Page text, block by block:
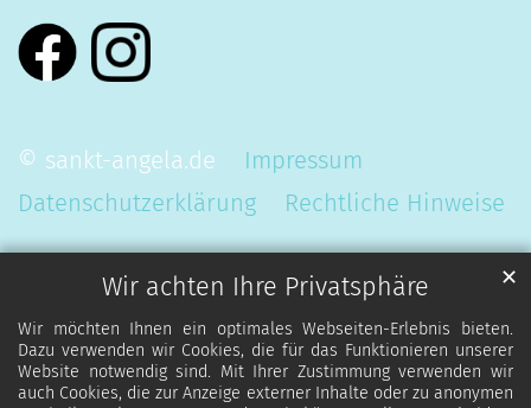
Wir achten Ihre Privatsphäre
Wir möchten Ihnen ein optimales Webseiten-Erlebnis bieten.
Dazu verwenden wir Cookies, die für das Funktionieren unserer
Website notwendig sind. Mit Ihrer Zustimmung verwenden wir
auch Cookies, die zur Anzeige externer Inhalte oder zu anonymen
✕
© sankt-angela.de
Impressum
Datenschutzerklärung
Rechtliche Hinweise